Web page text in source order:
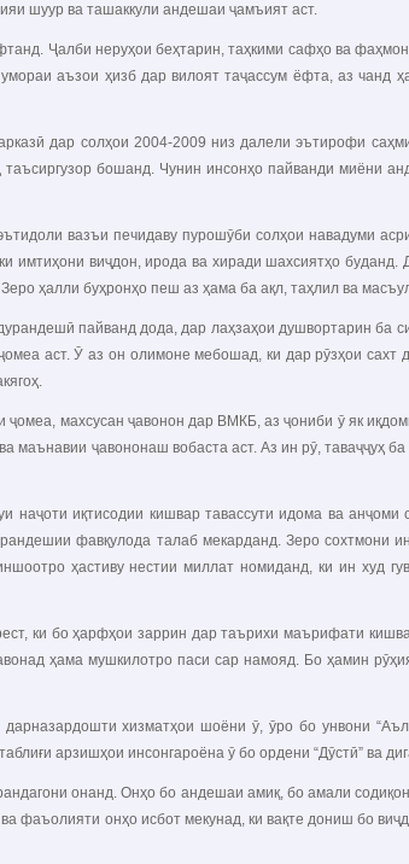
шуур ва ташаккули андешаи ҷамъият аст.
Ҷалби неруҳои беҳтарин, таҳкими сафҳо ва
аъзои ҳизб дар вилоят таҷассум ёфта, аз чанд
дар солҳои 2004-2009 низ далели эътирофи
бошанд. Чунин инсонҳо пайванди миёни
вазъи печидаву пурошӯби солҳои навадуми
виҷдон, ирода ва хиради шахсиятҳо
ҳалли буҳронҳо пеш аз ҳама ба ақл, таҳлил ва
пайванд дода, дар лаҳзаҳои душвортарин ба
аст. Ӯ аз он олимоне мебошад, ки дар рӯзҳои сахт
махсусан ҷавонон дар ВМКБ, аз ҷониби ӯ як
ҷавононаш вобаста аст. Аз ин рӯ, таваҷҷуҳ
иқтисодии кишвар тавассути идома ва
фавқулода талаб мекарданд. Зеро сохтмони
ҳастиву нестии миллат номиданд, ки ин худ
ки бо ҳарфҳои заррин дар таърихи маърифати
ҳама мушкилотро паси сар намояд. Бо ҳамин
хизматҳои шоёни ӯ, ӯро бо унвони
арзишҳои инсонгароёна ӯ бо ордени “Дӯстӣ” ва
онанд. Онҳо бо андешаи амиқ, бо амали
фаъолияти онҳо исбот мекунад, ки вақте дониш бо